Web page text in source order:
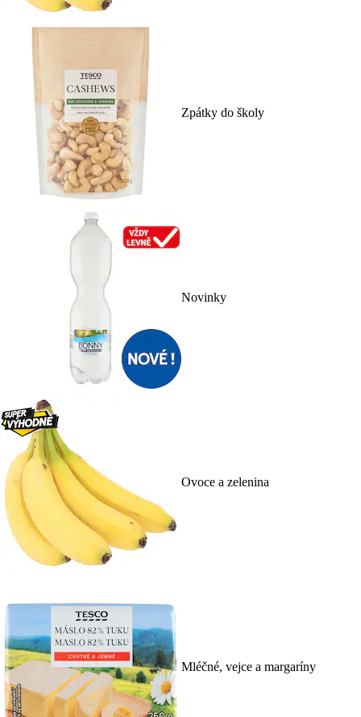
Zpátky do školy
Novinky
Ovoce a zelenina
Mléčné, vejce a margaríny